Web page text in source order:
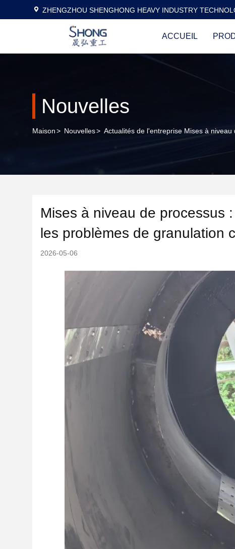
ZHENGZHOU SHENGHONG HEAVY INDUSTRY
ACCUEIL
Nouvelles
Maison> Nouvelles> Actualités de l'entreprise Mises à
Mises à niveau de processus
les problèmes de granulation
2026-05-06